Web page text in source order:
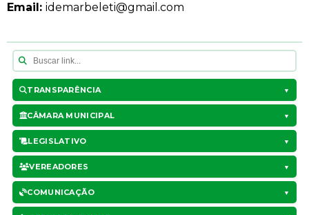
TRANSPARÊNCIA ▼
CÂMARA MUNICIPAL ▼
LEGISLATIVO ▼
VEREADORES ▼
COMUNICAÇÃO ▼
Email: idemarbeleti@gmail.com